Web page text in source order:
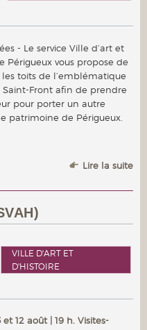
- Le service Ville d’art et
Périgueux vous propose de
toits de l’emblématique
Front afin de prendre
pour porter un autre
patrimoine de Périgueux.
Lire la suite
VILLE D'ART ET
D'HISTOIRE
12 août | 19 h. Visites-